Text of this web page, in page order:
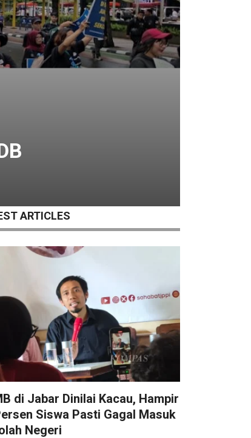
ARTICLES
di Jabar Dinilai Kacau, Hampir
Siswa Pasti Gagal Masuk
Negeri